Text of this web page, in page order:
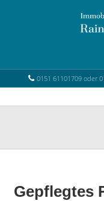
0151 61101709 oder
Gepflegtes